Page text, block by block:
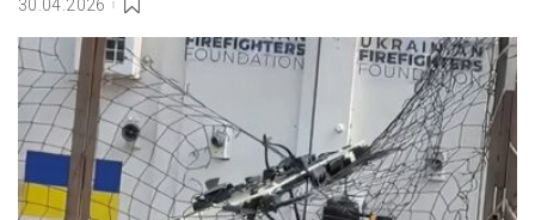
30.04.2026